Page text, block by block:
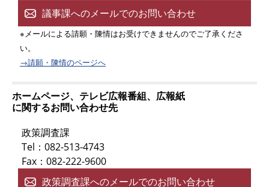
議事課へのメールでのお問い合わせ
※メールによる請願・陳情はお受けできませんのでご了承くださ
い。
→請願・陳情のページへ
ホームページ、テレビ広報番組、広報紙
に関するお問い合わせ先
政策調査課
Tel：082-513-4743
Fax：082-222-9600
政策調査課へのメールでのお問い合わせ